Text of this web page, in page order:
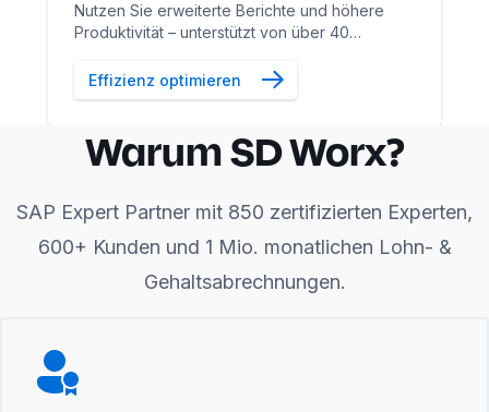
Nutzen Sie erweiterte Berichte und höhere
Produktivität – unterstützt von über 40
Betreuung.
Effizienz optimieren
Warum SD Worx?
SAP Expert Partner mit 850 zertifizierten Experten,
600+ Kunden und 1 Mio. monatlichen Lohn- &
Gehaltsabrechnungen.